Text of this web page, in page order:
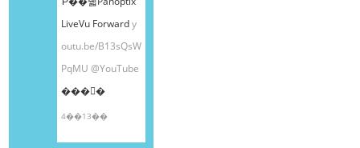
LiveVu Forwardy
outu.be/B13sQsW
PqMU @YouTube
���󤫤�
4��13��